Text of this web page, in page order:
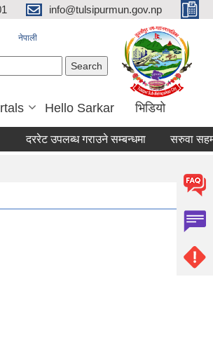
info@tulsipurmun.gov.np
नेपाली
Hello Sarkar भिडियो
दररेट उपलब्ध गराउने सम्बन्धमा सरुवा